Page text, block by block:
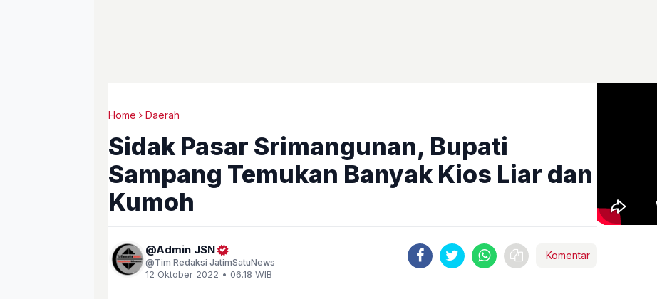
Home Daerah
Sidak Pasar Srimangunan, Bupati
Sampang Temukan Banyak Kios Liar dan
Kumoh
Admin JSN
Tim Redaksi JatimSatuNews
12 Oktober 2022 • 06.18 WIB
Komentar